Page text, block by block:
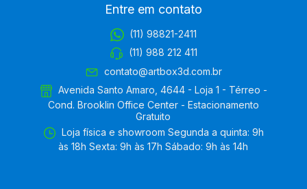
Entre em contato
(11) 98821-2411
(11) 988 212 411
contato@artbox3d.com.br
Avenida Santo Amaro, 4644 - Loja 1 - Térreo -
Cond. Brooklin Office Center - Estacionamento
Gratuito
Loja física e showroom Segunda a quinta: 9h
às 18h Sexta: 9h às 17h Sábado: 9h às 14h